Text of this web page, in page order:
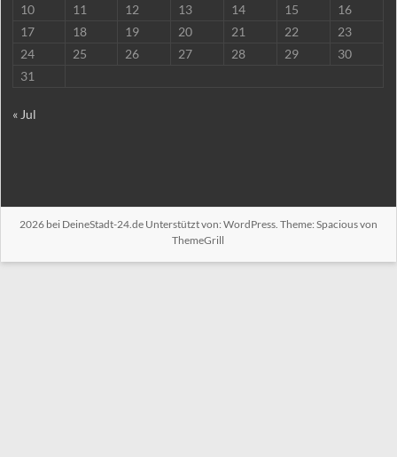
10
11 12 13 14 15
16
17
18 19 20 21 22
23
24
25 26 27 28 29
30
31
« Jul
2026 bei DeineStadt-24.deUnterstützt von: WordPress. Theme: Spacious von
ThemeGrill